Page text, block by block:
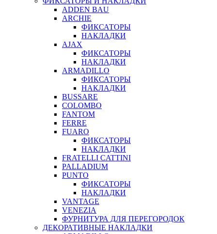
ADDEN BAU
ARCHIE
ФИКСАТОРЫ
НАКЛАДКИ
AJAX
ФИКСАТОРЫ
НАКЛАДКИ
ARMADILLO
ФИКСАТОРЫ
НАКЛАДКИ
BUSSARE
COLOMBO
FANTOM
FERRE
FUARO
ФИКСАТОРЫ
НАКЛАДКИ
FRATELLI CATTINI
PALLADIUM
PUNTO
ФИКСАТОРЫ
НАКЛАДКИ
VANTAGE
VENEZIA
ФУРНИТУРА ДЛЯ ПЕРЕГОРОДОК
ДЕКОРАТИВНЫЕ НАКЛАДКИ